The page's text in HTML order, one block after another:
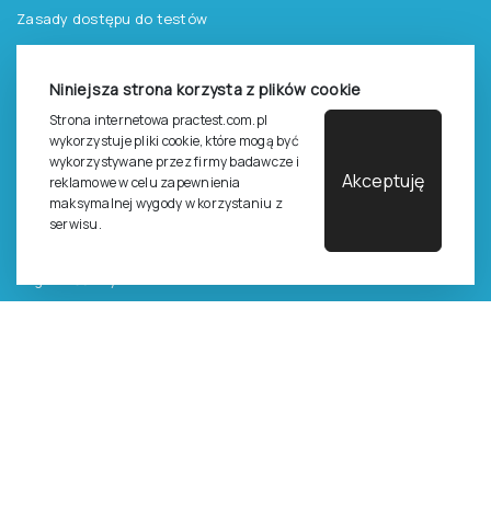
Niniejsza strona korzysta z plików cookie
Strona internetowa practest.com.pl
wykorzystuje pliki cookie, które mogą być
wykorzystywane przez firmy badawcze i
reklamowe w celu zapewnienia
maksymalnej wygody w korzystaniu z
serwisu.
Akceptuję
Zasady dostępu do testów
Zasady sprzedaży e-testów
Cennik i katalog
Zasady zapisów na szkolenia
Dla studentów i doktorantów
Epsilon dla studentów i pracowników naukowych uczelni